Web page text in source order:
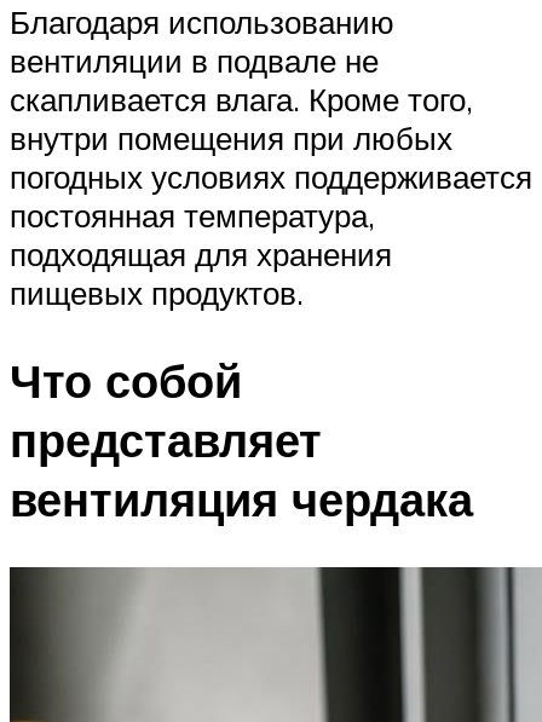
Благодаря использованию
вентиляции в подвале не
скапливается влага. Кроме того,
внутри помещения при любых
погодных условиях поддерживается
постоянная температура,
подходящая для хранения
пищевых продуктов.
Что собой
представляет
вентиляция чердака